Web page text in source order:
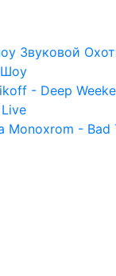
Звуковой
Шоу
- Deep
Live
Monoxrom - Bad